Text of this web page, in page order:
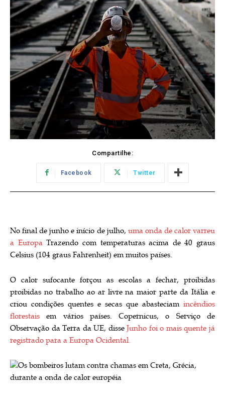
Compartilhe:
Facebook Twitter
No final de junho e início de julho, uma onda de calor varreu
a EuropaTrazendo com temperaturas acima de 40 graus
Celsius (104 graus Fahrenheit) em muitos países.
O calor sufocante forçou as escolas a fechar, proibidas
proibidas no trabalho ao ar livre na maior parte da Itália e
criou condições quentes e secas que abasteciam incêndios
florestais em vários países. Copernicus, o Serviço de
Observação da Terra da UE, disseJunho foi o mais quente já
registrado para a Europa Ocidental.